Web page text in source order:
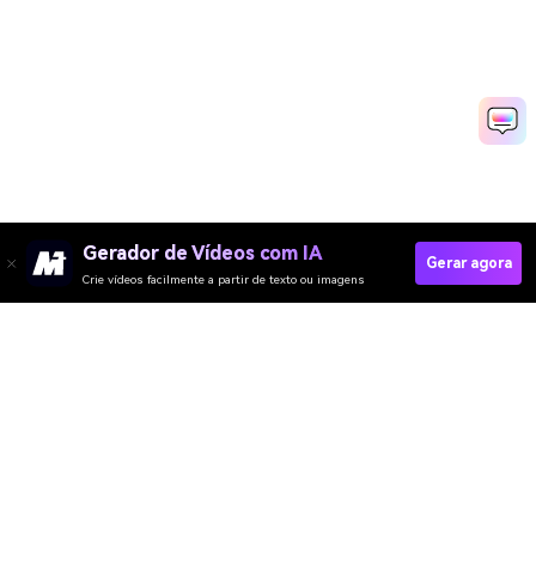
Gerador de Vídeos com IA
Crie vídeos facilmente a partir de texto ou imagens
Gerar agora